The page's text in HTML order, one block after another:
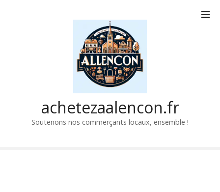
achetezaalencon.fr
Soutenons nos commerçants locaux, ensemble !